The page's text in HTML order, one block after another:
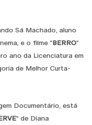
Sá Machado, aluno
e o filme "BERRO"
ano da Licenciatura em
de Melhor Curta-
Documentário, está
" de Diana